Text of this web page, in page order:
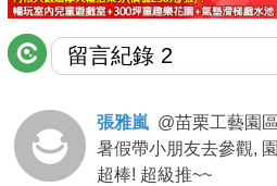
討論區
聯絡我們
APP下載
張雅嵐 @苗栗工藝園區
暑假帶小朋友去參觀,
超棒! 超級推~~